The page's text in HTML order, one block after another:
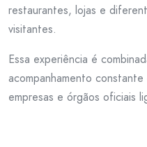
restaurantes, lojas e
visitantes.
Essa experiência é
acompanhamento
empresas e órgãos oficiais